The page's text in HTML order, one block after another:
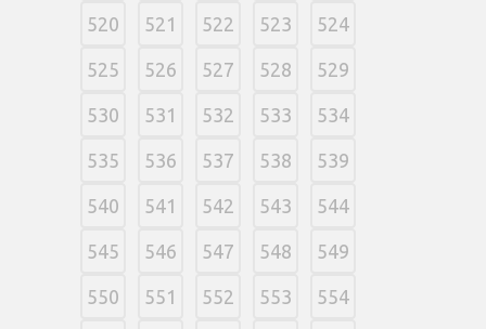
520 521 522 523 524
525 526 527 528 529
530 531 532 533 534
535 536 537 538 539
540 541 542 543 544
545 546 547 548 549
550 551 552 553 554